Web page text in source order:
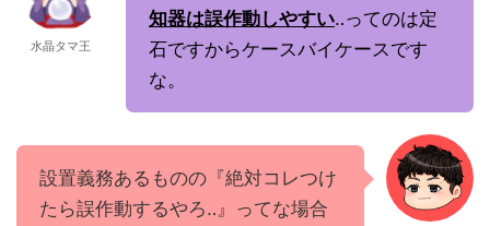
水晶タマ王
知器は誤作動しやすい‥ってのは定
石ですからケースバイケースです
な。
設置義務あるものの『絶対コレつけ
たら誤作動するやろ‥』ってな場合